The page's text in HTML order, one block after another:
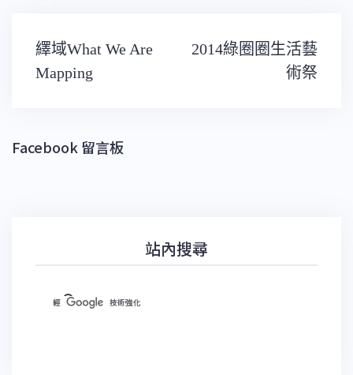
文
章
導
繹域What We Are
Mapping
2014綠圈圈生活藝
術祭
Facebook 留言板
站內搜尋